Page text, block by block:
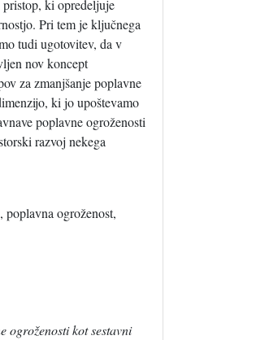
pristop, ki opredeljuje
Pri tem je ključnega
tudi ugotovitev, da v
nov koncept
za zmanjšanje poplavne
ki jo upoštevamo
poplavne ogroženosti
razvoj nekega
ogroženost,
ogroženosti kot sestavni